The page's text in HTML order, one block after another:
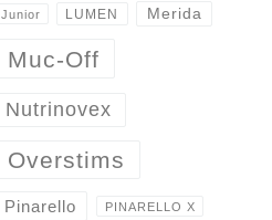
Junior LUMEN Merida
Muc-Off
Nutrinovex
Overstims
Pinarello PINARELLO X